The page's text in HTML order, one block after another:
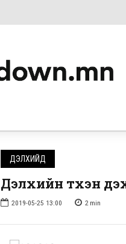
ДЭЛХИЙД
Дэлхийн түүхэн
2019-05-25 13:00 2 min